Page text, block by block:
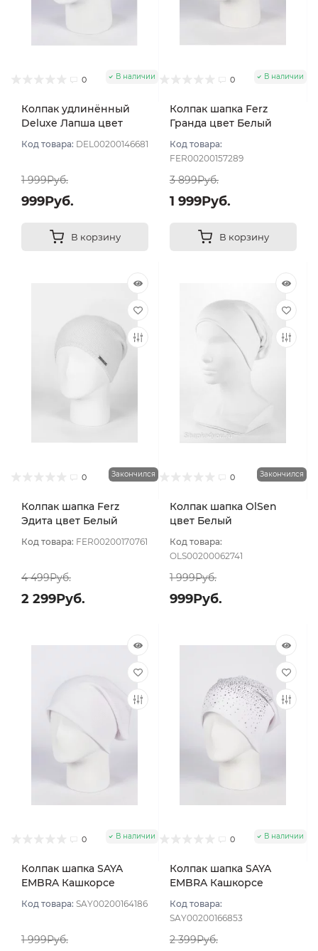
0 В наличии
Колпак удлинённый
Deluxe Лапша цвет
Код товара: DEL00200146681
1 999Руб.
999Руб.
В корзину
0 В наличии
Колпак шапка Ferz
Гранда цвет Белый
Код товара:
FER00200157289
3 899Руб.
1 999Руб.
В корзину
0 Закончился
Колпак шапка Ferz
Эдита цвет Белый
Код товара: FER00200170761
4 499Руб.
2 299Руб.
0 Закончился
Колпак шапка OlSen
цвет Белый
Код товара:
OLS00200062741
1 999Руб.
999Руб.
0 В наличии
Колпак шапка SAYA
EMBRA Кашкорсе
Код товара: SAY00200164186
1 999Руб.
0 В наличии
Колпак шапка SAYA
EMBRA Кашкорсе
Код товара:
SAY00200166853
2 399Руб.